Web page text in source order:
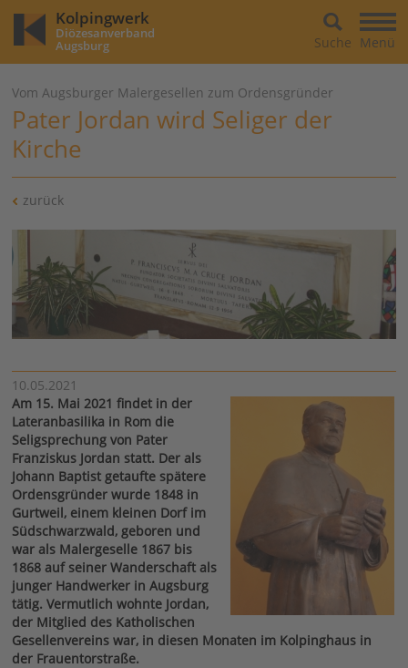
Kolpingwerk
Diözesanverband
Augsburg Menü
Suche
Vom Augsburger Malergesellen zum Ordensgründer
Pater Jordan wird Seliger der
Kirche
zurück
10.05.2021
Am 15. Mai 2021 findet in der
Lateranbasilika in Rom die
Seligsprechung von Pater
Franziskus Jordan statt. Der als
Johann Baptist getaufte spätere
Ordensgründer wurde 1848 in
Gurtweil, einem kleinen Dorf im
Südschwarzwald, geboren und
war als Malergeselle 1867 bis
1868 auf seiner Wanderschaft als
junger Handwerker in Augsburg
tätig. Vermutlich wohnte Jordan,
der Mitglied des Katholischen
Gesellenvereins war, in diesen Monaten im Kolpinghaus in
der Frauentorstraße.